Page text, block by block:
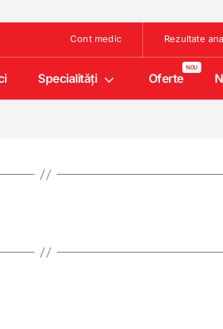
Cont medic Rezultate
Specialități Oferte